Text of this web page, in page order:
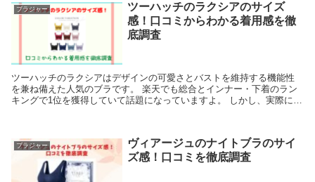
ブラジャー
ツーハッチのラクシアのサイズ
感！口コミからわかる着用感を徹
底調査
ツーハッチのラクシアはデザインの可愛さとバストを維持する機能性
を兼ね備えた人気のブラです。 楽天でも総合とインナー・下着のラン
キングで1位を獲得していて話題になっていますよ。 しかし、実際に買
ブラジャー
ヴィアージュのナイトブラのサイ
ズ感！口コミを徹底調査